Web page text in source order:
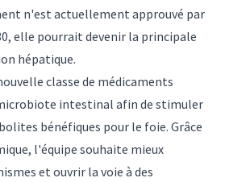
n'est actuellement approuvé par
elle pourrait devenir la principale
hépatique.
classe de médicaments
intestinal afin de stimuler
bénéfiques pour le foie. Grâce
l'équipe souhaite mieux
et ouvrir la voie à des